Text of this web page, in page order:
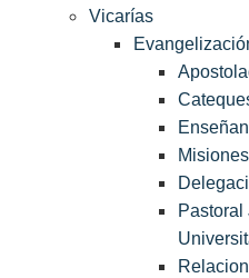
Vicarías
Misiones